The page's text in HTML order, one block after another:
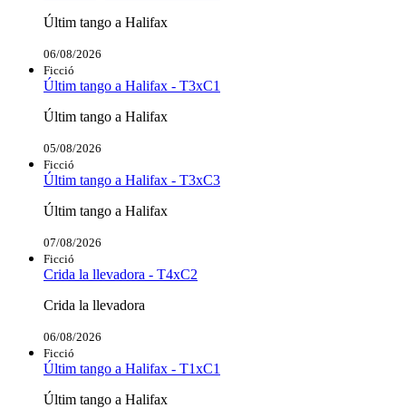
Últim tango a Halifax
06/08/2026
Ficció
Últim tango a Halifax - T3xC1
Últim tango a Halifax
05/08/2026
Ficció
Últim tango a Halifax - T3xC3
Últim tango a Halifax
07/08/2026
Ficció
Crida la llevadora - T4xC2
Crida la llevadora
06/08/2026
Ficció
Últim tango a Halifax - T1xC1
Últim tango a Halifax